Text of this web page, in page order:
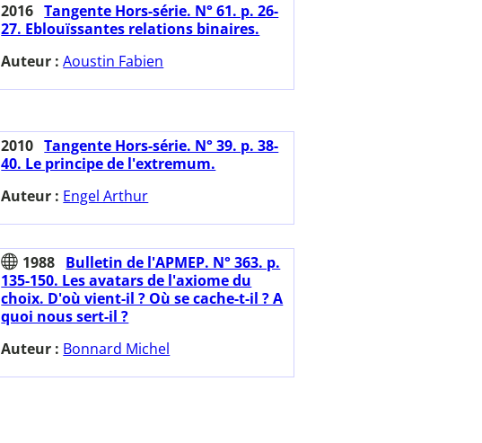
2016 Tangente Hors-série. N° 61. p. 26-
27. Eblouïssantes relations binaires.
Auteur :Aoustin Fabien
2010 Tangente Hors-série. N° 39. p. 38-
40. Le principe de l'extremum.
Auteur : Engel Arthur
1988 Bulletin de l'APMEP. N° 363. p.
135-150. Les avatars de l'axiome du
choix. D'où vient-il ? Où se cache-t-il ? A
quoi nous sert-il ?
Auteur : Bonnard Michel